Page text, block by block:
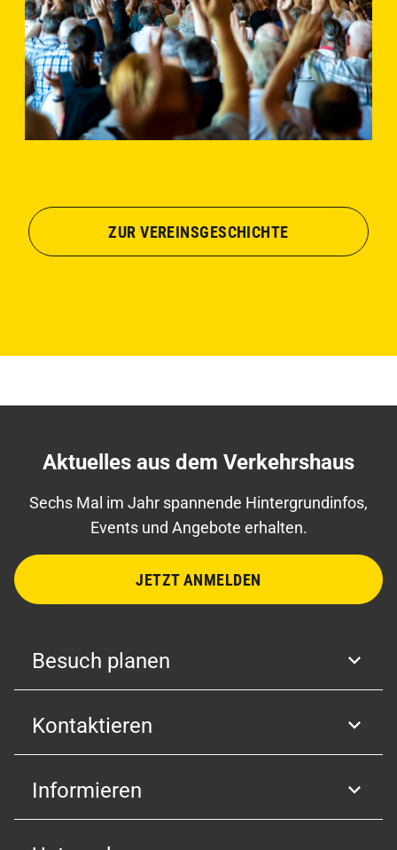
ZUR VEREINSGESCHICHTE
Aktuelles aus dem Verkehrshaus
Sechs Mal im Jahr spannende Hintergrundinfos,
Events und Angebote erhalten.
JETZT ANMELDEN
Besuch planen
Kontaktieren
Informieren